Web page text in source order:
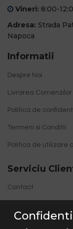
Vineri: 8:00-
Adresa: Strada
Napoca
Informatii
Despre Noi
Livrarea Comenzilor
Politica de
Termeni si Conditii
Politica de utilizare
Serviciu
Contact